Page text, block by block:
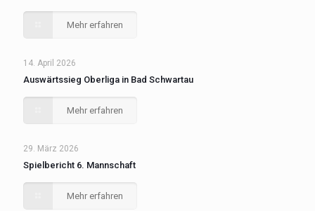
Mehr erfahren
14. April 2026
Auswärtssieg Oberliga in Bad Schwartau
Mehr erfahren
29. März 2026
Spielbericht 6. Mannschaft
Mehr erfahren